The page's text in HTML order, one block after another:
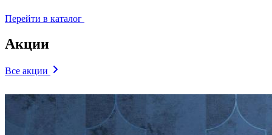
Перейти в каталог
Акции
Все акции